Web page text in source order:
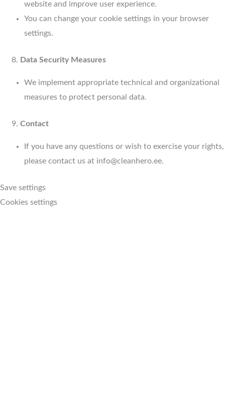
website and improve user experience.
You can change your cookie settings in your browser
settings.
Data Security Measures
We implement appropriate technical and organizational
measures to protect personal data.
Contact
If you have any questions or wish to exercise your rights,
please contact us at info@cleanhero.ee.
Save settings
Cookies settings